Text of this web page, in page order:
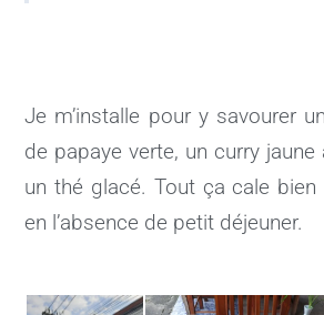
Je m’installe pour y savourer
de papaye verte, un curry
un thé glacé. Tout ça cale
en l’absence de petit déjeuner.